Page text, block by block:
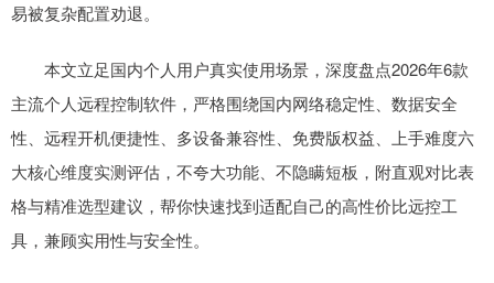
易被复杂配置劝退。
本文立足国内个人用户真实使用场景，深度盘点2026年6款
主流个人远程控制软件，严格围绕国内网络稳定性、数据安全
性、远程开机便捷性、多设备兼容性、免费版权益、上手难度六
大核心维度实测评估，不夸大功能、不隐瞒短板，附直观对比表
格与精准选型建议，帮你快速找到适配自己的高性价比远控工
具，兼顾实用性与安全性。